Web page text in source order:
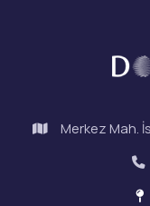
Merkez Mah.